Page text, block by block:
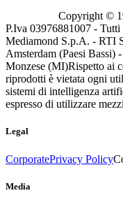
Copyright ©
P.Iva 03976881007 -
Mediamond S.p.A. - RTI
Amsterdam (Paesi
Monzese (MI)Rispetto ai
riprodotti è vietata ogni
sistemi di intelligenza
espresso di utilizzare
Legal
CorporatePrivacy Policy
Media